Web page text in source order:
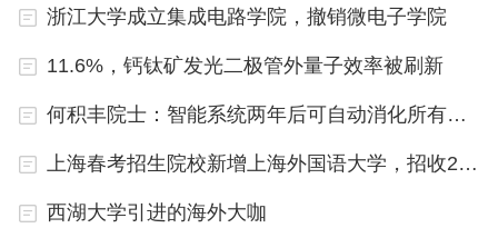
一。该课程主要涉及人文素养、道德伦理、法律法规
需要掌握人文素养的基本概念和要求，了解道德伦理
的基本原则和规范，熟悉我国法律法规的基本框架和
内容，并能够运用相关知识和技能解决实际问题。
四、形势与政策
浙江大学成立集成电路学院，撤销微电子学院
11.6%，钙钛矿发光二极管外量子效率被刷新
何积丰院士：智能系统两年后可自动消化所有有价值的文字数据
上海春考招生院校新增上海外国语大学，招收2个专业
西湖大学引进的海外大咖